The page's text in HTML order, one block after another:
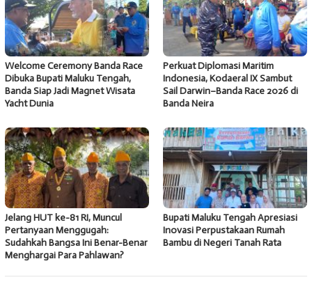
Welcome Ceremony Banda Race
Dibuka Bupati Maluku Tengah,
Banda Siap Jadi Magnet Wisata
Yacht Dunia
Perkuat Diplomasi Maritim
Indonesia, Kodaeral IX Sambut
Sail Darwin–Banda Race 2026 di
Banda Neira
Jelang HUT ke-81 RI, Muncul
Pertanyaan Menggugah:
Sudahkah Bangsa Ini Benar-Benar
Menghargai Para Pahlawan?
Bupati Maluku Tengah Apresiasi
Inovasi Perpustakaan Rumah
Bambu di Negeri Tanah Rata